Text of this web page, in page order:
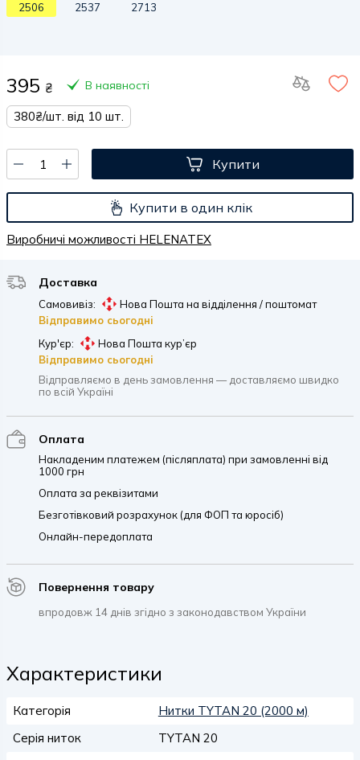
2506 2537 2713
395 ₴ В наявності
380₴/шт. від 10 шт.
Купити
Купити в один клік
Виробничі можливості HELENATEX
Доставка
Самовивіз:
Нова Пошта на відділення / поштомат
Відправимо сьогодні
Кур'єр:
Нова Пошта кур’єр
Відправимо сьогодні
Відправляємо в день замовлення — доставляємо швидко
по всій Україні
Оплата
Накладеним платежем (післяплата) при замовленні від
1000 грн
Оплата за реквізитами
Безготівковий розрахунок (для ФОП та юросіб)
Онлайн-передоплата
Повернення товару
впродовж 14 днів згідно з законодавством України
Характеристики
Категорія
Нитки TYTAN 20 (2000 м)
Серія ниток
TYTAN 20